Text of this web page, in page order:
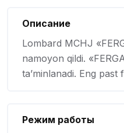
Описание
Lombard MCHJ
namoyon qildi.
ta’minlanadi. Eng
Режим работы